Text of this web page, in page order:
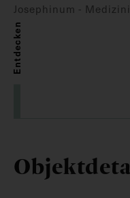
Josephinum -
Entdecken